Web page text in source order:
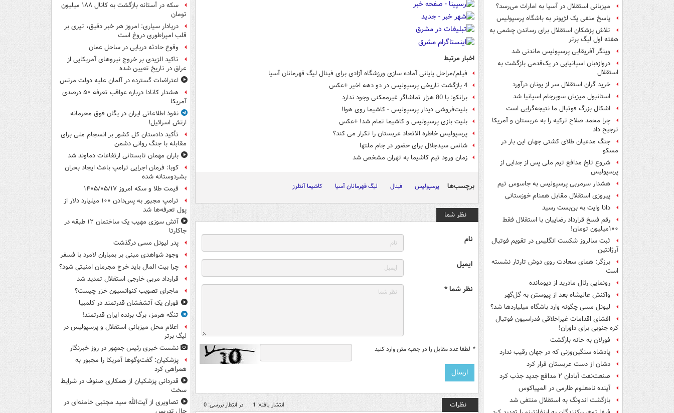
میزبانی استقلال در آسیا به امارات می‌رسد؟
پاسخ منفی یک لژیونر به باشگاه پرسپولیس
تلاش پزشکان استقلال برای رساندن چشمی به
هفته اول لیگ برتر
وینگر آفریقایی پرسپولیس ماندنی شد
دروازه‌بان اسپانیایی در یک‌قدمی بازگشت به
استقلال
خرید گران استقلال سر از یونان درآورد
استانبول میزبان سوپرجام اسپانیا شد
اشکال بزرگ فوتبال ما نتیجه‌گرایی است
چرا محمد صلاح ترکیه را به عربستان و آمریکا
ترجیح داد
جنگ مدعیان طلای کشتی جهان این بار در
مسکو
شروع تلخ مدافع تیم ملی پس از جدایی از
پرسپولیس
هشدار سرمربی پرسپولیس به جاسوس تیم
پیروزی استقلال مقابل همنام خوزستانی
دانا وایت به بن‌بست رسید
رقم فسخ قرارداد رضاییان با استقلال فقط
۱۰۰میلیون تومان!
ثبت سالروز شکست انگلیس در تقویم فوتبال
آرژانتین
برزگر: همای سعادت روی دوش تارتار نشسته
است
رونمایی رئال مادرید از دیومانده
واکنش عالیشاه بعد از پیوستن به گل‌گهر
لیونل مسی چگونه وارد باشگاه میلیاردها شد؟
افشای اقدامات غیراخلاقی فدراسیون فوتبال
کره جنوبی برای داوران!
فورلان به خانه بازگشت
پادشاه سنگین‌وزنی که در جهان رقیب ندارد
دشان از دست عربستان فرار کرد
صنعت‌نفت آبادان ۲ مدافع جدید جذب کرد
آینده نامعلوم طارمی در المپیاکوس
بازگشت اندونگ به استقلال منتفی شد
اخبار مرتبط
فیلم/مراحل پایانی آماده سازی ورزشگاه آزادی برای فینال لیگ قهرمانان آسیا
4 بازگشت تاریخی پرسپولیس در دو دهه اخیر +عکس
برانکو: با 80 هزار تماشاگر غیرممکنی وجود ندارد
بلیت‌فروشی دیدار پرسپولیس - کاشیما روی هوا!
بلیت‌ بازی پرسپولیس و کاشیما تمام شد! +عکس
پرسپولیس خاطره الاتحاد عربستان را تکرار می کند؟
شانس سیدجلال برای حضور در جام ملتها
زمان ورود تیم کاشیما به تهران مشخص شد
برچسب‌ها پرسپولیس فینال لیگ قهرمانان آسیا کاشیما آنتلرز
نظر شما
نام
ایمیل
نظر شما *
* لطفا عدد مقابل را در جعبه متن وارد کنید
نظرات انتشار یافته: 1 در انتظار بررسی: 0
سکه در آستانه بازگشت به کانال ۱۸۸ میلیون
تومان
دریادار سیاری: امروز هر خبر دقیق، تیری بر
قلب امپراطوری دروغ است
وقوع حادثه دریایی در ساحل عمان
تاکید الزیدی بر خروج نیروهای آمریکایی از
عراق در تاریخ تعیین شده
اعتراضات گسترده در آلمان علیه دولت مرتس
هشدار کانادا درباره عواقب تعرفه ۵۰ درصدی
آمریکا
نفوذ اطلاعاتی ایران در یگان فوق محرمانه
ارتش اسرائیل!
تأکید دادستان کل کشور بر انسجام ملی برای
مقابله با جنگ روانی دشمن
باران مهمان تابستانی ارتفاعات دماوند شد
کوبا: فرمان اجرایی ترامپ باعث ایجاد بحران
بشردوستانه شده
قیمت طلا و سکه امروز ۱۴۰۵/۰۵/۱۷
ترامپ مجبور به پس‌دادن ۱۰۰ میلیارد دلار از
پول تعرفه‌ها شد
آتش سوزی مهیب یک ساختمان ۱۲ طبقه در
جاکارتا
پدر لیونل مسی درگذشت
وجود شواهدی مبنی بر بمباران لامرد با فسفر
چرا بیت المال باید خرج مجرمان امنیتی شود؟
قرارداد مربی خارجی استقلال تمدید شد
ماجرای تصویب کنوانسیون خزر چیست؟
فوران یک آتشفشان قدرتمند در کلمبیا
تنگه هرمز، برگ برنده ایران قدرتمند!
اعلام محل میزبانی استقلال و پرسپولیس در
لیگ برتر
نشست خبری رئیس جمهور در روز خبرنگار
پزشکیان: گفت‌وگوها آمریکا را مجبور به
همراهی کرد
قدردانی پزشکیان از همکاری صنوف در شرایط
سخت
تصاویری از آیت‌الله سید مجتبی خامنه‌ای در